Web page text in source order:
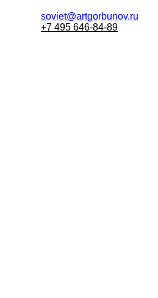
soviet@artgorbunov.ru
+7 495 646-84-89